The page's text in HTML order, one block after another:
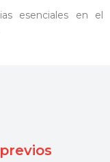
esenciales en el